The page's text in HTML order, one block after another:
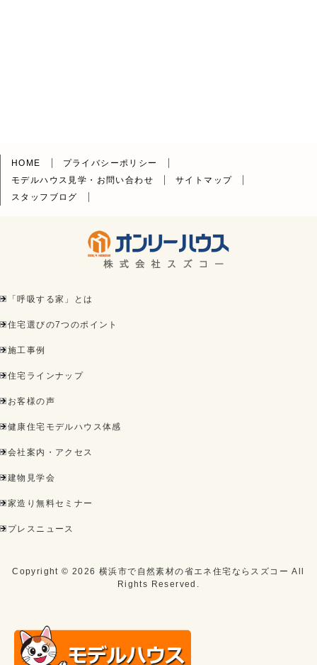
HOME
プライバシーポリシー
モデルハウス見学・お問い合わせ
サイトマップ
スタッフブログ
「呼吸する家」とは
住宅選びの7つのポイント
施工事例
住宅ラインナップ
お客様の声
健康住宅モデルハウス体感
会社案内・アクセス
建物見学会
家造り無料セミナー
プレスニュース
Copyright ©2026横浜市で自然素材の省エネ住宅ならスズコー All
Rights Reserved.